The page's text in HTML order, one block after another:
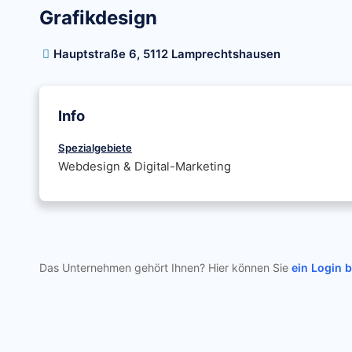
Grafikdesign
Hauptstraße 6, 5112 Lamprechtshausen
Info
Spezialgebiete
Webdesign & Digital-Marketing
Das Unternehmen gehört Ihnen? Hier können Sie ein Login